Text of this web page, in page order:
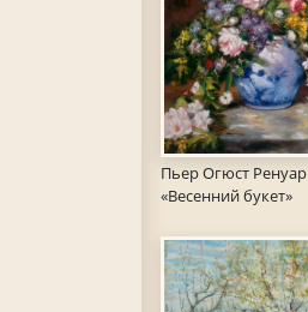
Пьер Огюст Ренуар
«Весенний букет»